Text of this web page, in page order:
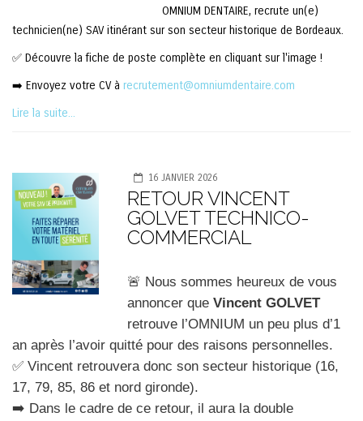
OMNIUM DENTAIRE, recrute un(e)
technicien(ne) SAV itinérant sur son secteur historique de Bordeaux.
✅ Découvre la fiche de poste complète en cliquant sur l'image !
➡️ Envoyez votre CV à recrutement@omniumdentaire.com
Lire la suite...
16 JANVIER 2026
RETOUR VINCENT
GOLVET TECHNICO-
COMMERCIAL
🚨 Nous sommes heureux de vous
annoncer que Vincent GOLVET
retrouve l’OMNIUM un peu plus d’1
an après l’avoir quitté pour des raisons personnelles.
✅ Vincent retrouvera donc son secteur historique (16,
17, 79, 85, 86 et nord gironde).
➡️ Dans le cadre de ce retour, il aura la double